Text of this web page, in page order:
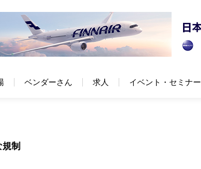
ベンダーさん 求人 イベント・セミナー
制